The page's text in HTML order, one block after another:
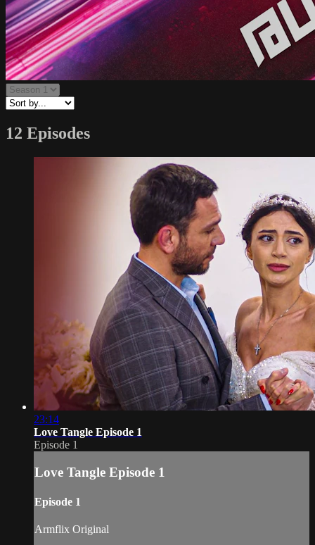
12 Episodes
23:14
Love Tangle Episode 1
Episode 1
Love Tangle Episode 1
Episode 1
Armflix Original